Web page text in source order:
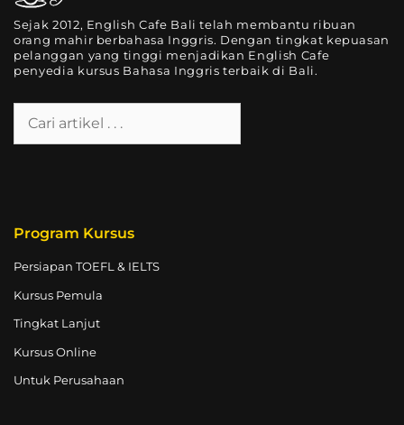
Sejak 2012, English Cafe Bali telah membantu ribuan
orang mahir berbahasa Inggris. Dengan tingkat kepuasan
pelanggan yang tinggi menjadikan English Cafe
penyedia kursus Bahasa Inggris terbaik di Bali.
Program Kursus
Persiapan TOEFL & IELTS
Kursus Pemula
Tingkat Lanjut
Kursus Online
Untuk Perusahaan